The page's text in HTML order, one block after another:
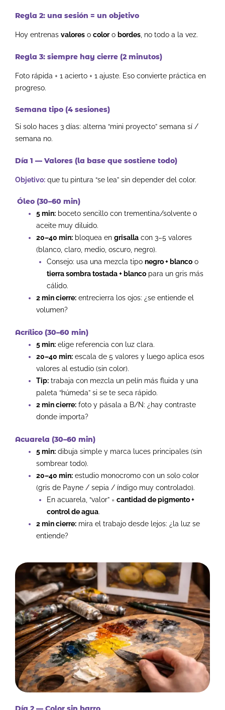
Regla 2: una sesión = un objetivo
Hoy entrenas valores o coloro bordes , no todo a la vez.
Regla 3: siempre hay cierre (2 minutos)
Foto rápida + 1 acierto + 1 ajuste. Eso convierte práctica en
progreso.
Semana tipo (4 sesiones)
Si solo haces 3 días: alterna “mini proyecto” semana sí /
semana no.
Día 1 — Valores (la base que sostiene todo)
Objetivo: que tu pintura “se lea” sin depender del color.
Óleo (30–60 min)
5 min: boceto sencillo con trementina/solvente o
aceite muy diluido.
20–40 min: bloquea en grisalla con 3–5 valores
(blanco, claro, medio, oscuro, negro).
Consejo: usa una mezcla tipo negro + blanco o
tierra sombra tostada + blanco para un gris más
cálido.
2 min cierre: entrecierra los ojos: ¿se entiende el
volumen?
Acrílico (30–60 min)
5 min: elige referencia con luz clara.
20–40 min: escala de 5 valores y luego aplica esos
valores al estudio (sin color).
Tip: trabaja con mezcla un pelín más fluida y una
paleta “húmeda” si se te seca rápido.
2 min cierre: foto y pásala a B/N: ¿hay contraste
donde importa?
Acuarela (30–60 min)
5 min: dibuja simple y marca luces principales (sin
sombrear todo).
20–40 min: estudio monocromo con un solo color
(gris de Payne / sepia / índigo muy controlado).
En acuarela, “valor” = cantidad de pigmento +
control de agua.
2 min cierre: mira el trabajo desde lejos: ¿la luz se
entiende?